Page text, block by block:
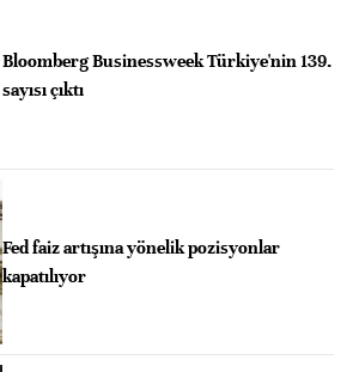
Bloomberg Businessweek Türkiye'nin 139.
sayısı çıktı
Fed faiz artışına yönelik pozisyonlar
kapatılıyor